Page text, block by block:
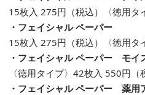
15枚入 275円（税込）〈徳用タ
・フェイシャル ペーパー
15枚入 275円（税込）〈徳用タ
・フェイシャル ペーパー モイ
〈徳用タイプ〉42枚入 550円（
・フェイシャル ペーパー 薬用